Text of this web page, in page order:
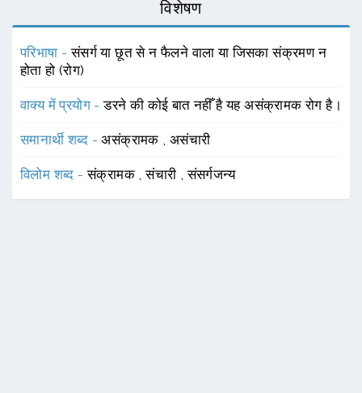
विशेषण
परिभाषा -संसर्ग या छूत से न फैलने वाला या जिसका संक्रमण न
होता हो (रोग)
वाक्य में प्रयोग -डरने की कोई बात नहीँ है यह असंक्रामक रोग है।
समानार्थी शब्द -असंक्रामक ,असंचारी
विलोम शब्द -संक्रामक ,संचारी ,संसर्गजन्य